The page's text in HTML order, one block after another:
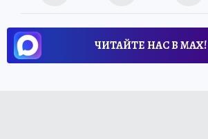
ЧИТАЙТЕ НАС В МАХ!